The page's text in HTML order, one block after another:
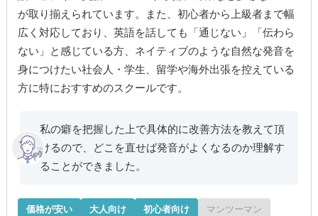
が取り揃えられています。また、初心者から上級者まで幅
広く対応しており、英語を話しても「通じない」「伝わら
ない」と感じている方、ネイティブのような自然な発音を
身につけたい社会人・学生、留学や海外出張を控えている
方に特におすすめのスクールです。
私の癖を把握した上で具体的に改善方法を教えて頂
けるので、どこを直せば発音がよくなるのか理解す
ることができました。
価格が安い 大人向け 初心者向け マンツーマン